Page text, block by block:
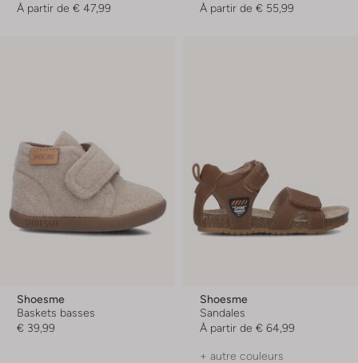
À partir de € 47,99
À partir de € 55,99
Shoesme
Baskets basses
€ 39,99
Shoesme
Sandales
À partir de € 64,99
+ autre couleurs